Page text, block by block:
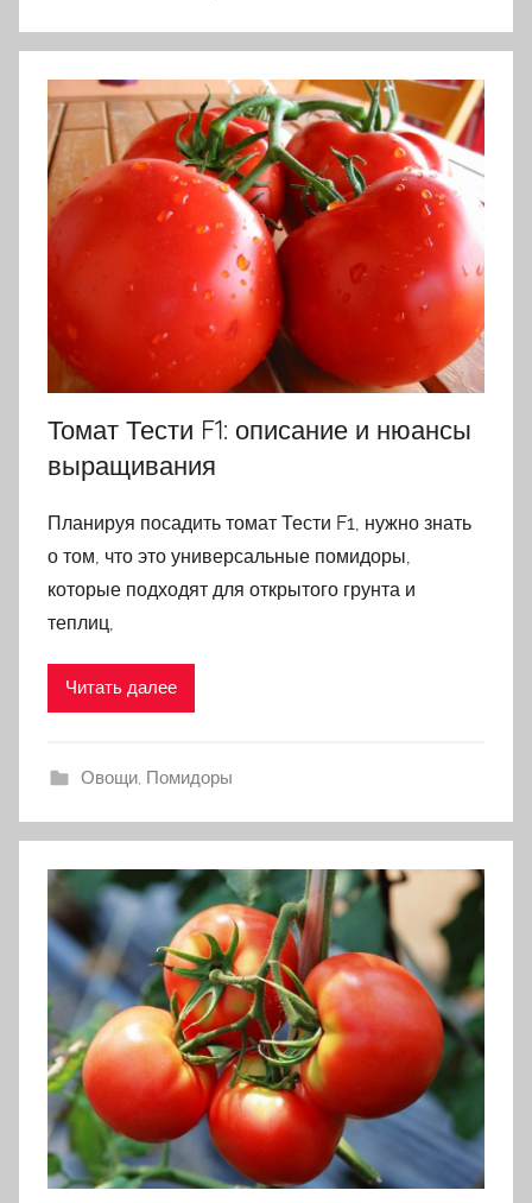
Томат Тести F1: описание и нюансы
выращивания
Планируя посадить томат Тести F1, нужно знать
о том, что это универсальные помидоры,
которые подходят для открытого грунта и
теплиц,
Читать далее
Овощи, Помидоры